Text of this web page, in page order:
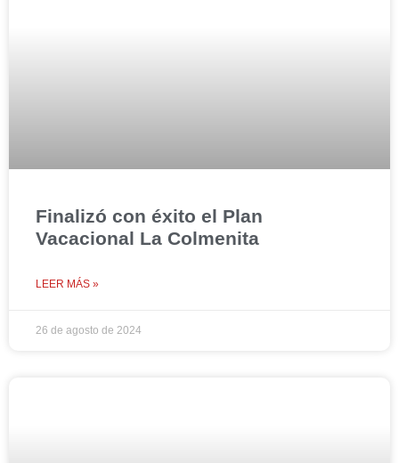
Finalizó con éxito el Plan
Vacacional La Colmenita
LEER MÁS »
26 de agosto de 2024